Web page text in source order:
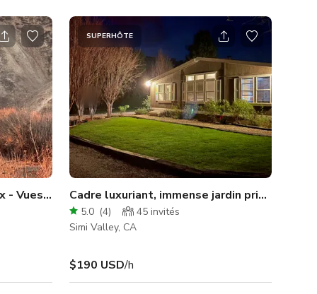
- Vues incroyables - 3 maisons
SUPERHÔTE
Cadre luxuriant, immense jardin privé - et
5.0 (4) 45 invités
Simi Valley, CA
$190 USD/h